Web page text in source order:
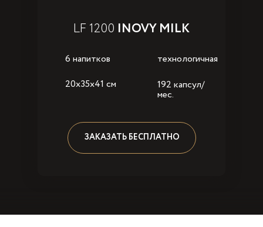
LF 1200 INOVY MILK
6 напитков
технологичная
192 капсул/
мес.
20x35x41 см
ЗАКАЗАТЬ БЕСПЛАТНО